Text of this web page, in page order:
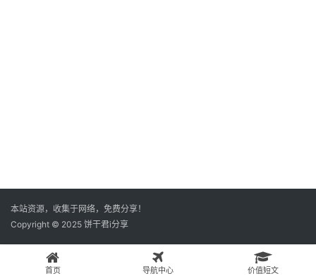
本站资源，收集于网络，免费分享！
Copyright © 2025 饼干君i分享
首页 导航中心 价值短文